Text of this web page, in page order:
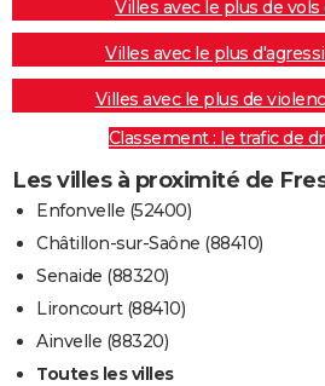
Villes avec le plus de
Villes avec le plus
Villes avec le plus de
Classement : le trafic de
Les villes à proximité de
Enfonvelle (52400)
Châtillon-sur-Saône (88410)
Senaide (88320)
Lironcourt (88410)
Ainvelle (88320)
Toutes les villes